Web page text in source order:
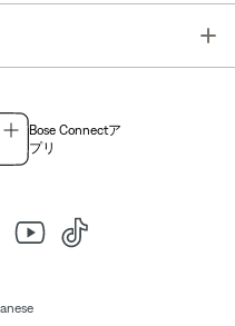
Bose Connectア
プリ